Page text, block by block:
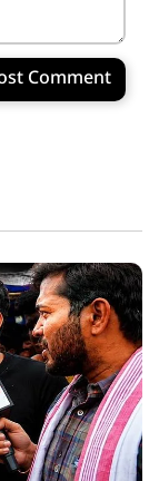
Comment